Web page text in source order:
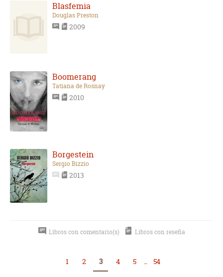
Blasfemia
Douglas Preston
2009
Boomerang
Tatiana de Rosnay
2010
Borgestein
Sergio Bizzio
2013
Libros con comentario(s) Libros con reseña
1 2 3 4 5 ... 54